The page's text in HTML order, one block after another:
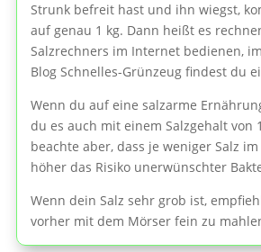
Strunk befreit hast und ihn wiegst,
auf genau 1 kg. Dann heißt es
Salzrechners im Internet bedienen,
Blog Schnelles-Grünzeug findest du
Wenn du auf eine salzarme
du es auch mit einem Salzgehalt von
beachte aber, dass je weniger Salz
höher das Risiko unerwünschter
Wenn dein Salz sehr grob ist,
vorher mit dem Mörser fein zu